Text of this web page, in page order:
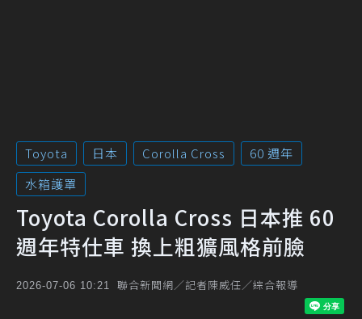
Toyota 日本 Corolla Cross
60 週年
水箱護罩
Toyota Corolla Cross 日本推 60
週年特仕車 換上粗獷風格前臉
2026-07-06 10:21 聯合新聞網／記者陳威任／綜合報導